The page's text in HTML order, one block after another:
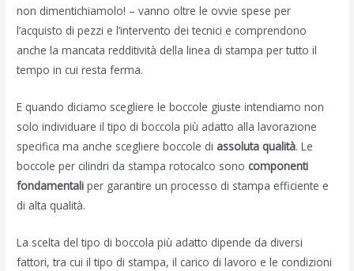
non dimentichiamolo! – vanno oltre le ovvie spese per
l’acquisto di pezzi e l’intervento dei tecnici e comprendono
anche la mancata redditività della linea di stampa per tutto il
tempo in cui resta ferma.
E quando diciamo scegliere le boccole giuste intendiamo non
solo individuare il tipo di boccola più adatto alla lavorazione
specifica ma anche scegliere boccole di assoluta qualità. Le
boccole per cilindri da stampa rotocalco sonocomponenti
fondamentali per garantire un processo di stampa efficiente e
di alta qualità.
La scelta del tipo di boccola più adatto dipende da diversi
fattori, tra cui il tipo di stampa, il carico di lavoro e le condizioni